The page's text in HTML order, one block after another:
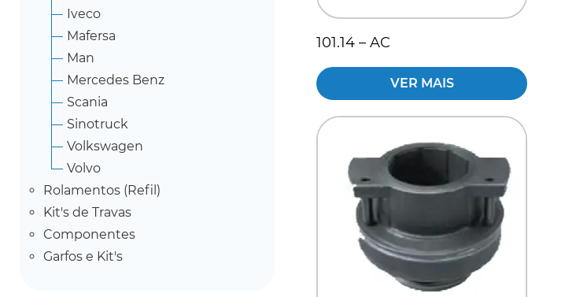
Iveco
Mafersa
Man
Mercedes Benz
Scania
Sinotruck
Volkswagen
Volvo
Rolamentos (Refil)
Kit's de Travas
Componentes
Garfos e Kit's
101.14 – AC
VER MAIS